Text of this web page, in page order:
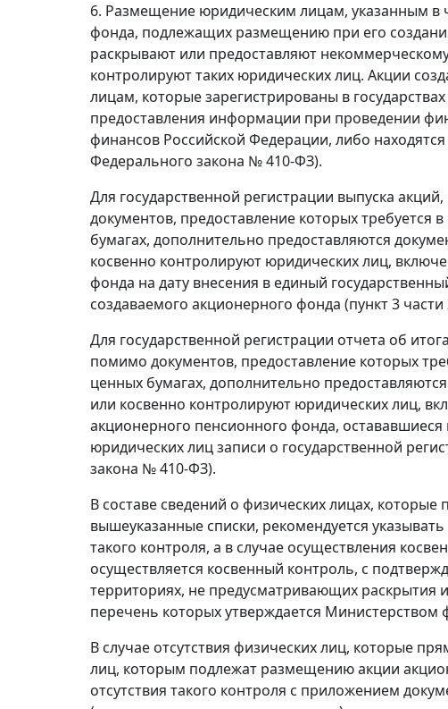
6. Размещение юридическим лицам, указанным в
фонда, подлежащих размещению при его
раскрывают или предоставляют
контролируют таких юридических лиц. Акции
лицам, которые зарегистрированы в
предоставления информации при проведении
финансов Российской Федерации, либо
Федерального закона № 410-ФЗ).
Для государственной регистрации выпуска
документов, предоставление которых требуется
бумагах, дополнительно предоставляются
косвенно контролируют юридических лиц,
фонда на дату внесения в единый
создаваемого акционерного фонда (пункт 3
Для государственной регистрации отчета об
помимо документов, предоставление которых
ценных бумагах, дополнительно
или косвенно контролируют юридических лиц,
акционерного пенсионного фонда,
юридических лиц записи о государственной
закона № 410-ФЗ).
В составе сведений о физических лицах,
вышеуказанные списки, рекомендуется
такого контроля, а в случае осуществления
осуществляется косвенный контроль, с
территориях, не предусматривающих
перечень которых утверждается
В случае отсутствия физических лиц, которые
лиц, которым подлежат размещению акции
отсутствия такого контроля с приложением